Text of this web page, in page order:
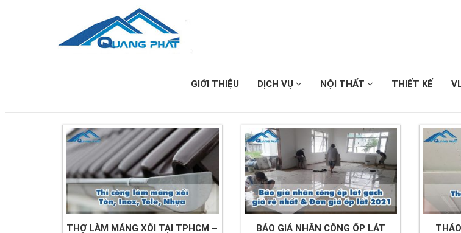
GIỚI THIỆU DỊCH VỤ NỘI THẤT THIẾT KẾ
THỢ LÀM MÁNG XỐI TẠI TPHCM –
BÁO GIÁ NHÂN CÔNG ỐP LÁT